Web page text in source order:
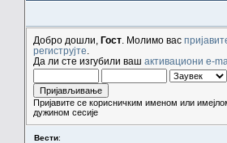
Добро дошли, Гост . Молимо вас
региструјте
Да ли сте изгубили ваш активациони e-
Пријавите се корисничким именом или
дужином сесије
Вести: